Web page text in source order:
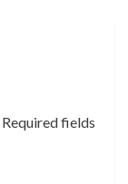
Required fields